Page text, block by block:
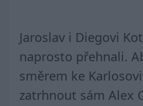
Jaroslav i Diegovi
naprosto přehnali.
směrem ke
zatrhnout sám Alex